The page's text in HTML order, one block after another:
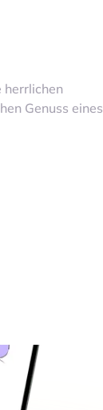
herrlichen
Genuss eines